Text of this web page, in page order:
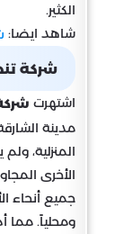
الكثير.
شاهد ايضا:
شركة
اشتهرت
مدينة
المنزلية،
الأخرى
جميع أنحاء
ومحلياً. مما